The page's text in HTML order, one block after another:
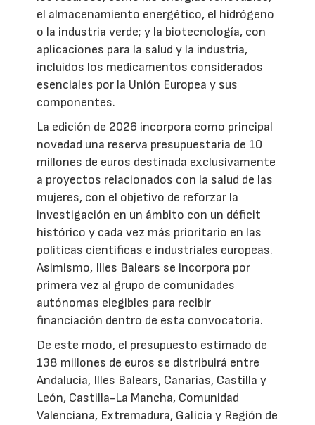
el almacenamiento energético, el hidrógeno
o la industria verde; y la biotecnología, con
aplicaciones para la salud y la industria,
incluidos los medicamentos considerados
esenciales por la Unión Europea y sus
componentes.
La edición de 2026 incorpora como principal
novedad una reserva presupuestaria de 10
millones de euros destinada exclusivamente
a proyectos relacionados con la salud de las
mujeres, con el objetivo de reforzar la
investigación en un ámbito con un déficit
histórico y cada vez más prioritario en las
políticas científicas e industriales europeas.
Asimismo, Illes Balears se incorpora por
primera vez al grupo de comunidades
autónomas elegibles para recibir
financiación dentro de esta convocatoria.
De este modo, el presupuesto estimado de
138 millones de euros se distribuirá entre
Andalucía, Illes Balears, Canarias, Castilla y
León, Castilla-La Mancha, Comunidad
Valenciana, Extremadura, Galicia y Región de